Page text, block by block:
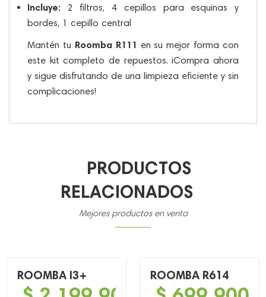
Incluye: 2 filtros, 4 cepillos para esquinas y
bordes, 1 cepillo central
Mantén tu Roomba R111 en su mejor forma con
este kit completo de repuestos. ¡Compra ahora
y sigue disfrutando de una limpieza eficiente y sin
complicaciones!
PRODUCTOS
RELACIONADOS
Mejores productos en venta
ROOMBA I3+ ROOMBA R614